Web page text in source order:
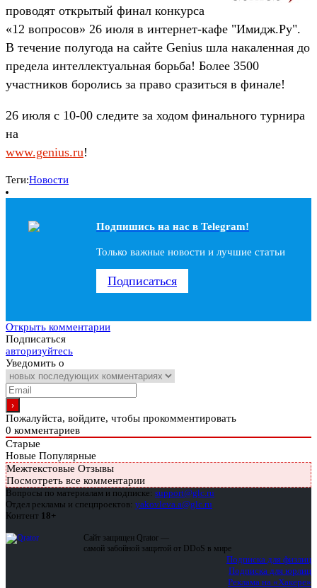
проводят открытый финал конкурса
«12 вопросов» 26 июля в интернет-кафе "Имидж.Ру".
В течение полугода на сайте Genius шла накаленная до
предела интеллектуальная борьба! Более 3500
участников боролись за право сразиться в финале!
26 июля с 10-00 следите за ходом финального турнира
на
www.genius.ru!
Теги:Новости
Подпишись на наc в Telegram!
Только важные новости и лучшие статьи
Подписаться
Открыть комментарии
Подписаться
авторизуйтесь
Уведомить о
Пожалуйста, войдите, чтобы прокомментировать
0 комментариев
Старые
Новые Популярные
Межтекстовые Отзывы
Посмотреть все комментарии
Вопросы по материалам и подписке: support@glc.ru
Отдел рекламы и спецпроектов: yakovleva.a@glc.ru
Контент 18+
Сайт защищен Qrator —
самой забойной защитой от DDoS в мире
Подписка для физлиц
Подписка для юрлиц
Реклама на «Хакере»